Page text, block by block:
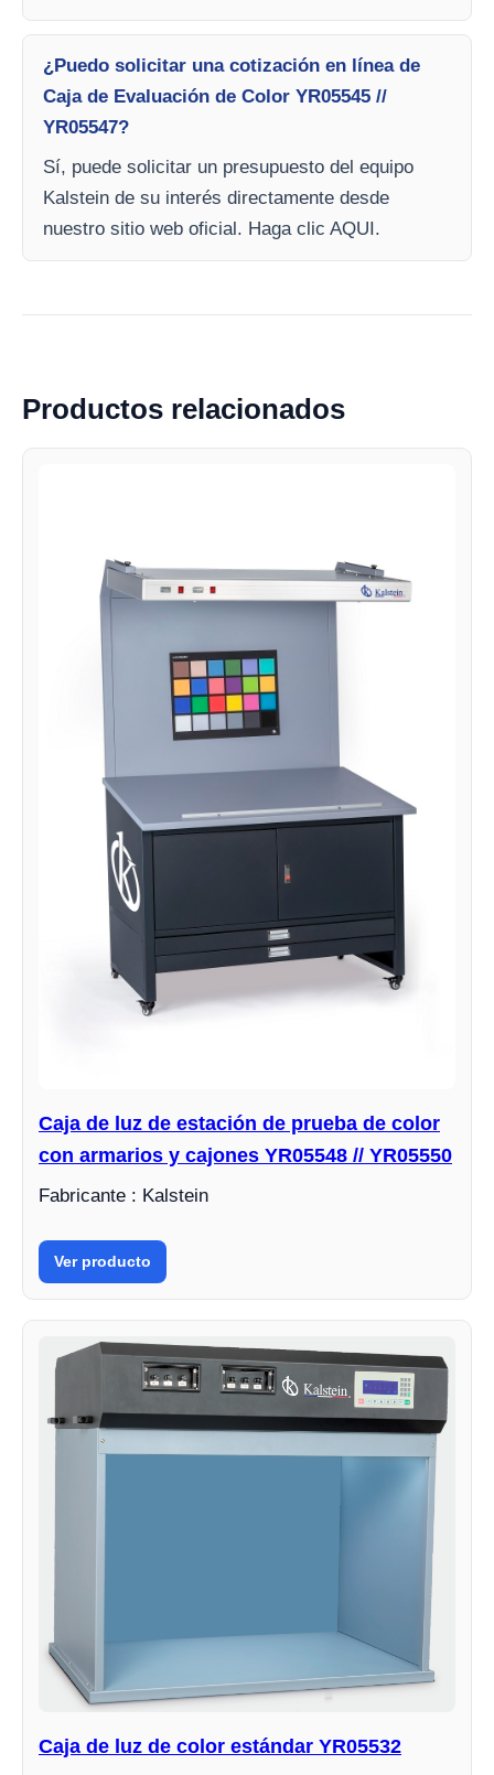
¿Puedo solicitar una cotización en línea de
Caja de Evaluación de Color YR05545 //
YR05547?
Sí, puede solicitar un presupuesto del equipo
Kalstein de su interés directamente desde
nuestro sitio web oficial. Haga clic AQUI.
Productos relacionados
Caja de luz de estación de prueba de color
con armarios y cajones YR05548 // YR05550
Fabricante : Kalstein
Ver producto
Caja de luz de color estándar YR05532